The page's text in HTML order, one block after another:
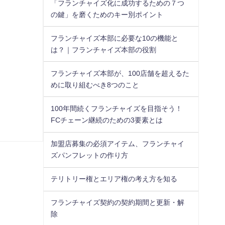
「フランチャイズ化に成功するための７つ
の鍵」を磨くためのキー別ポイント
フランチャイズ本部に必要な10の機能と
は？｜フランチャイズ本部の役割
フランチャイズ本部が、100店舗を超えるた
めに取り組むべき8つのこと
100年間続くフランチャイズを目指そう！
FCチェーン継続のための3要素とは
加盟店募集の必須アイテム、フランチャイ
ズパンフレットの作り方
テリトリー権とエリア権の考え方を知る
フランチャイズ契約の契約期間と更新・解
除